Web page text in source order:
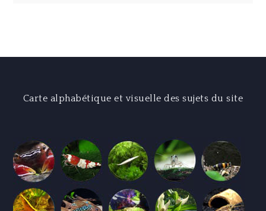
Carte alphabétique et visuelle des sujets du site